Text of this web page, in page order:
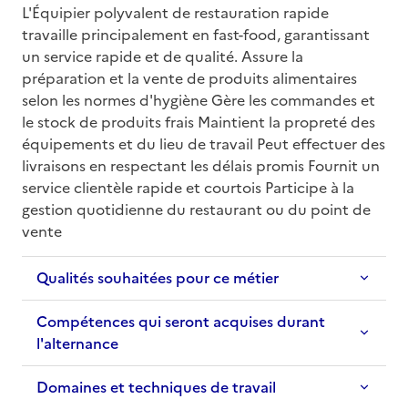
L'Équipier polyvalent de restauration rapide
travaille principalement en fast-food, garantissant
un service rapide et de qualité. Assure la
préparation et la vente de produits alimentaires
selon les normes d'hygiène Gère les commandes et
le stock de produits frais Maintient la propreté des
équipements et du lieu de travail Peut effectuer des
livraisons en respectant les délais promis Fournit un
service clientèle rapide et courtois Participe à la
gestion quotidienne du restaurant ou du point de
vente
Qualités souhaitées pour ce métier
Compétences qui seront acquises durant
l'alternance
Domaines et techniques de travail